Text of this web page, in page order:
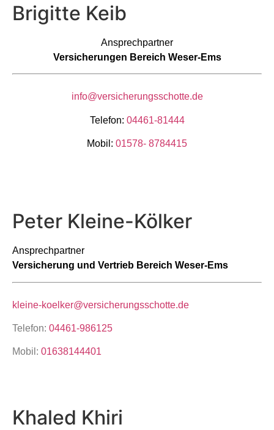
Brigitte Keib
Ansprechpartner
Versicherungen Bereich Weser-Ems
info@versicherungsschotte.de
Telefon: 04461-81444
Mobil: 01578- 8784415
Peter Kleine-Kölker
Ansprechpartner
Versicherung und Vertrieb Bereich Weser-Ems
kleine-koelker@versicherungsschotte.de
Telefon: 04461-986125
Mobil: 01638144401
Khaled Khiri